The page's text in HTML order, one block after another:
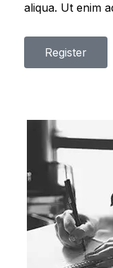
aliqua. Ut enim
Register